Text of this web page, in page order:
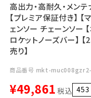
メールでのお問
0739-72-4532
高出力・高耐久・メンテ
【プレミア保証付き】
ェンソー チェーンソー
ロケットノーズバー】
売り】
商品番号 mkt-
¥49,861 税込 453